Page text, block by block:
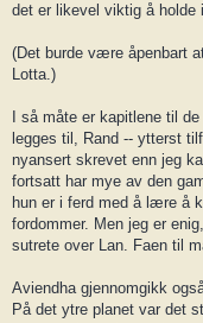
det er likevel viktig å holde
(Det burde være åpenbart
Lotta.)
I så måte er kapitlene til
legges til, Rand -- ytterst
nyansert skrevet enn jeg
fortsatt har mye av den
hun er i ferd med å lære å
fordommer. Men jeg er
sutrete over Lan. Faen til
Aviendha gjennomgikk
På det ytre planet var det